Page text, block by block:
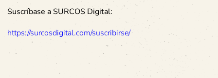
Suscríbase a SURCOS Digital:
https://surcosdigital.com/suscribirse/